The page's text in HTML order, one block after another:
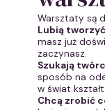
Warsztaty są
Lubią
masz już
zaczynasz.
Szukają
sposób na
w świat
Chcą zrobić